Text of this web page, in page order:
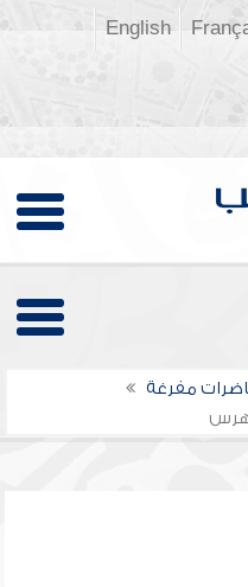
English
مفرغة